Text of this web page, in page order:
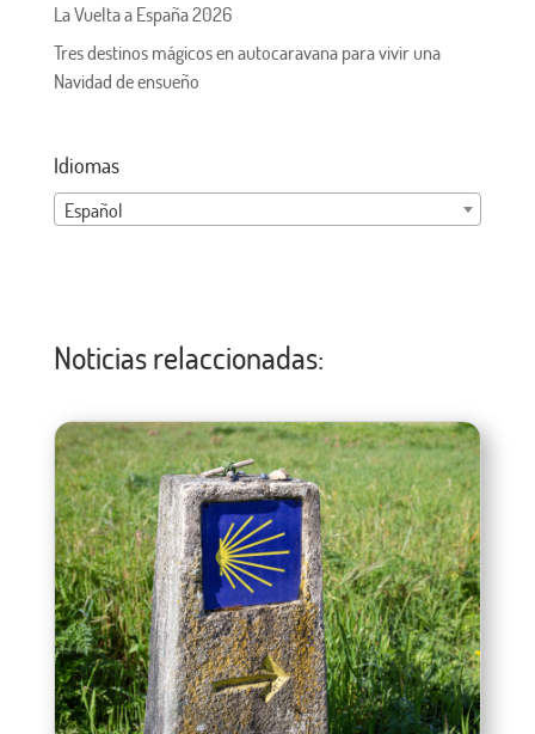
La Vuelta a España 2026
Tres destinos mágicos en autocaravana para vivir una
Navidad de ensueño
Idiomas
Español
Noticias relaccionadas: